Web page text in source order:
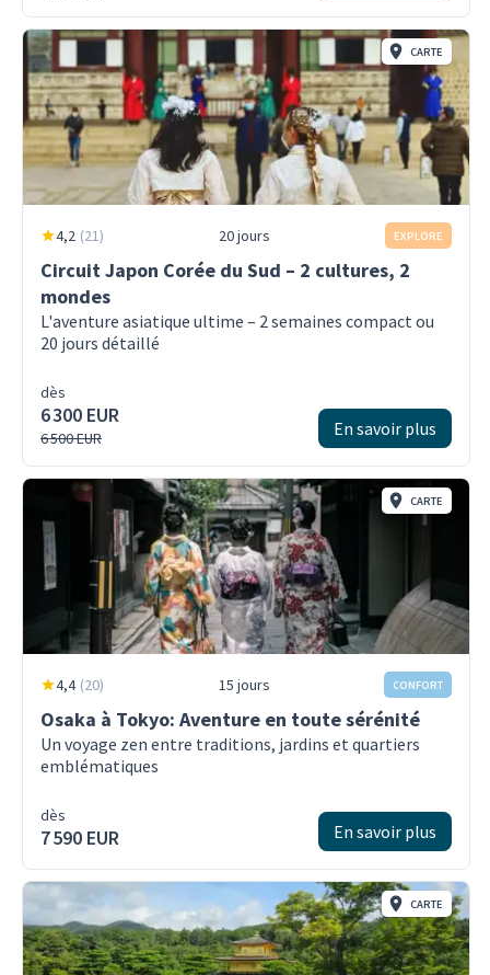
CARTE
4,2 (21) 20 jours EXPLORE
Circuit Japon Corée du Sud – 2 cultures, 2
mondes
L'aventure asiatique ultime – 2 semaines compact ou
20 jours détaillé
dès
6 300 EUR
6 500 EUR En savoir plus
CARTE
4,4 (20) 15 jours CONFORT
Osaka à Tokyo: Aventure en toute sérénité
Un voyage zen entre traditions, jardins et quartiers
emblématiques
dès
7 590 EUR En savoir plus
CARTE